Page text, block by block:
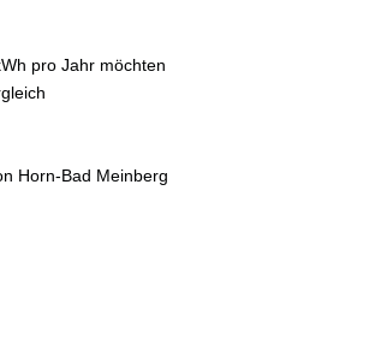
pro Jahr möchten